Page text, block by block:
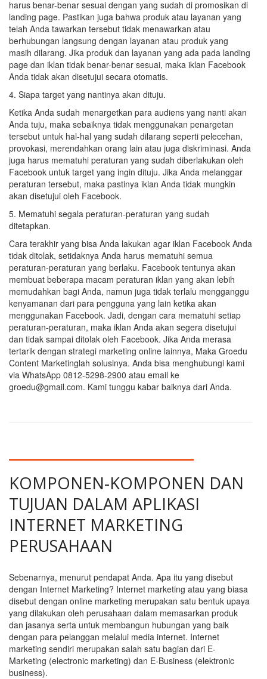
harus benar-benar sesuai dengan yang sudah di promosikan di
landing page. Pastikan juga bahwa produk atau layanan yang
telah Anda tawarkan tersebut tidak menawarkan atau
berhubungan langsung dengan layanan atau produk yang
masih dilarang. Jika produk dan layanan yang ada pada landing
page dan iklan tidak benar-benar sesuai, maka iklan Facebook
Anda tidak akan disetujui secara otomatis.
4. Siapa target yang nantinya akan dituju.
Ketika Anda sudah menargetkan para audiens yang nanti akan
Anda tuju, maka sebaiknya tidak menggunakan penargetan
tersebut untuk hal-hal yang sudah dilarang seperti pelecehan,
provokasi, merendahkan orang lain atau juga diskriminasi. Anda
juga harus mematuhi peraturan yang sudah diberlakukan oleh
Facebook untuk target yang ingin dituju. Jika Anda melanggar
peraturan tersebut, maka pastinya iklan Anda tidak mungkin
akan disetujui oleh Facebook.
5. Mematuhi segala peraturan-peraturan yang sudah
ditetapkan.
Cara terakhir yang bisa Anda lakukan agar iklan Facebook Anda
tidak ditolak, setidaknya Anda harus mematuhi semua
peraturan-peraturan yang berlaku. Facebook tentunya akan
membuat beberapa macam peraturan iklan yang akan lebih
memudahkan bagi Anda, namun juga tidak terlalu mengganggu
kenyamanan dari para pengguna yang lain ketika akan
menggunakan Facebook. Jadi, dengan cara mematuhi setiap
peraturan-peraturan, maka iklan Anda akan segera disetujui
dan tidak sampai ditolak oleh Facebook. Jika Anda merasa
tertarik dengan strategi marketing online lainnya, Maka Groedu
Content Marketinglah solusinya. Anda bisa menghubungi kami
via WhatsApp 0812-5298-2900 atau email ke
groedu@gmail.com. Kami tunggu kabar baiknya dari Anda.
KOMPONEN-KOMPONEN DAN
TUJUAN DALAM APLIKASI
INTERNET MARKETING
PERUSAHAAN
Sebenarnya, menurut pendapat Anda. Apa itu yang disebut
dengan Internet Marketing? Internet marketing atau yang biasa
disebut dengan online marketing merupakan satu bentuk upaya
yang dilakukan oleh perusahaan dalam memasarkan produk
dan jasanya serta untuk membangun hubungan yang baik
dengan para pelanggan melalui media internet. Internet
marketing sendiri merupakan salah satu bagian dari E-
Marketing (electronic marketing) dan E-Business (elektronic
business).